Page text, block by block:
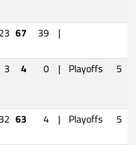
23 67 39 |
3 4 0 | Playoffs 5
32 63 4 | Playoffs 5